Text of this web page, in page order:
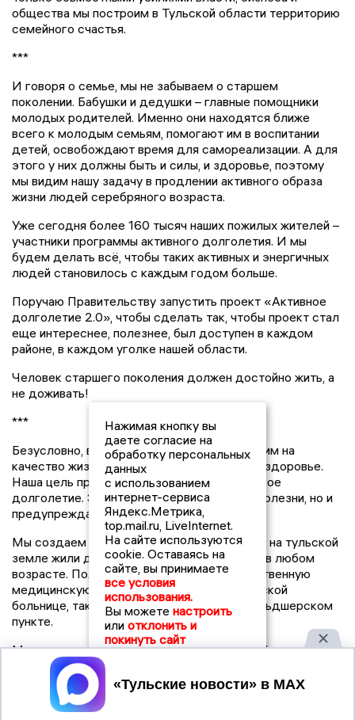
общества мы построим в Тульской области территорию
семейного счастья.
***
И говоря о семье, мы не забываем о старшем
поколении. Бабушки и дедушки – главные помощники
молодых родителей. Именно они находятся ближе
всего к молодым семьям, помогают им в воспитании
детей, освобождают время для самореализации. А для
этого у них должны быть и силы, и здоровье, поэтому
мы видим нашу задачу в продлении активного образа
жизни людей серебряного возраста.
Уже сегодня более 160 тысяч наших пожилых жителей –
участники программы активного долголетия. И мы
будем делать всё, чтобы таких активных и энергичных
людей становилось с каждым годом больше.
Поручаю Правительству запустить проект «Активное
долголетие 2.0», чтобы сделать так, чтобы проект стал
еще интереснее, полезнее, был доступен в каждом
районе, в каждом уголке нашей области.
Человек старшего поколения должен достойно жить, а
не доживать!
***
Безусловно, важнейшим фактором, влияющим на
качество жизни людей, было и остается их здоровье.
Наша цель простая и понятная – это здоровое
долголетие. Это значит не только лечить болезни, но и
предупреждать их.
Мы создаем условия для того, чтобы люди на тульской
земле жили долго и оставались активными в любом
возрасте. Получали своевременную, качественную
медицинскую помощь как в крупной городской
больнице, так и в небольшом сельском фельдшерском
пункте.
Мы ремонтируем поликлиники, строим ФАПы,
амбулатории, оснащаем их современным медицинским
оборудованием и транспортом.
В этом году в Новомосковске приступим к
Нажимая кнопку вы
даете согласие на
обработку персональных
данных
с использованием
интернет-сервиса
Яндекс.Метрика,
top.mail.ru, LiveInternet.
На сайте используются
cookie. Оставаясь на
сайте, вы принимаете
все условия
использования.
Вы можете настроить
или отклонить и
покинуть сайт
Принять